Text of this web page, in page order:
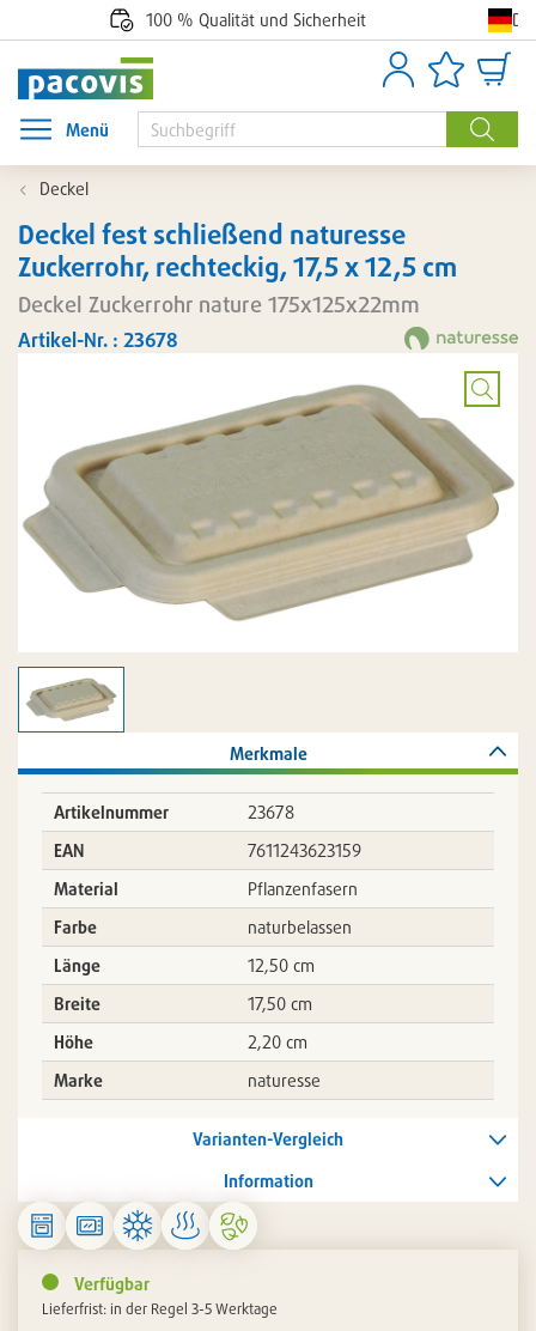
100 % Qualität und Sicherheit
Suche
AnmeldenArtikellisten
Menü
Menü öffnen
Deckel
Deckel fest schließend naturesse
Zuckerrohr, rechteckig, 17,5 x 12,5 cm
Deckel Zuckerrohr nature 175x125x22mm
Artikel-Nr. : 23678
Bild
Merkmale
Artikelnummer
23678
EAN
7611243623159
Material
Pflanzenfasern
Farbe
naturbelassen
Länge
12,50 cm
Breite
17,50 cm
Höhe
2,20 cm
Marke
naturesse
Varianten-Vergleich
Information
Verfügbar
Lieferfrist: in der Regel 3-5 Werktage